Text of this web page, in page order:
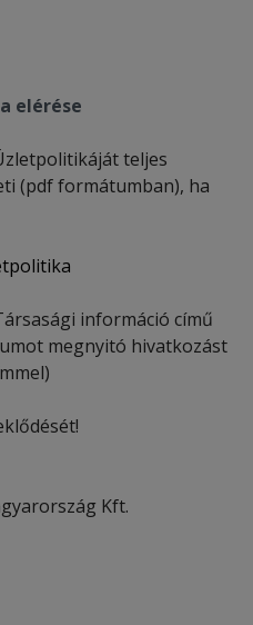
elérése
teljes
(pdf formátumban), ha
információ című
megnyitó hivatkozást
Kft.